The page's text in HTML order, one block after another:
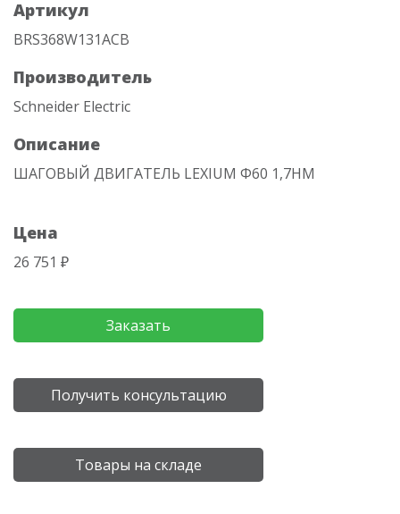
Артикул
BRS368W131ACB
Производитель
Schneider Electric
Описание
ШАГОВЫЙ ДВИГАТЕЛЬ LEXIUM Ф60 1,7НМ
Цена
26 751 ₽
Заказать
Получить консультацию
Товары на складе